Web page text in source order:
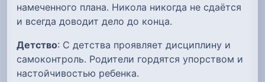
намеченного плана. Никола никогда не сдаётся
и всегда доводит дело до конца.
Детство: С детства проявляет дисциплину и
самоконтроль. Родители гордятся упорством и
настойчивостью ребенка.